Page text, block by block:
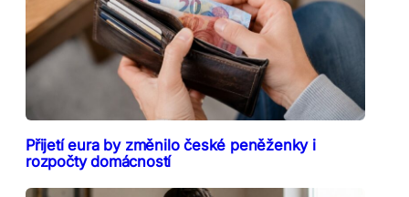
Přijetí eura by změnilo české peněženky i
rozpočty domácností